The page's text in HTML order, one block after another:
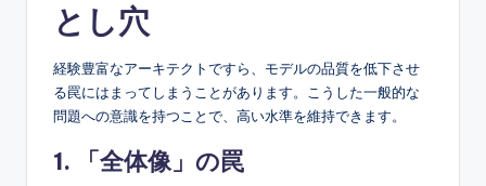
とし穴
経験豊富なアーキテクトですら、モデルの品質を低下させ
る罠にはまってしまうことがあります。こうした一般的な
問題への意識を持つことで、高い水準を維持できます。
1. 「全体像」の罠